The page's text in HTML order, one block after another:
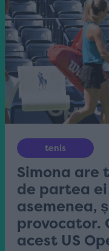
tenis
Simona are
de partea ei
asemenea,
provocator.
acest US